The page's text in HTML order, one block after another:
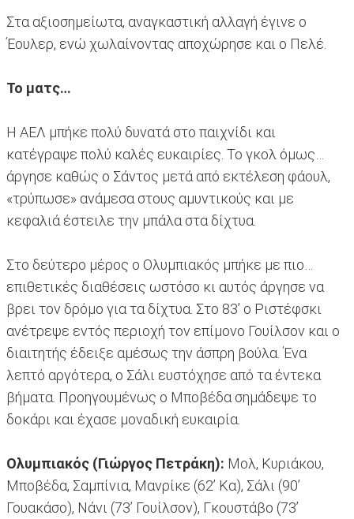
Στα αξιοσημείωτα, αναγκαστική αλλαγή έγινε ο
Έουλερ, ενώ χωλαίνοντας αποχώρησε και ο Πελέ.
Το ματς…
Η ΑΕΛ μπήκε πολύ δυνατά στο παιχνίδι και
κατέγραψε πολύ καλές ευκαιρίες. Το γκολ όμως…
άργησε καθώς ο Σάντος μετά από εκτέλεση φάουλ,
«τρύπωσε» ανάμεσα στους αμυντικούς και με
κεφαλιά έστειλε την μπάλα στα δίχτυα.
Στο δεύτερο μέρος ο Ολυμπιακός μπήκε με πιο…
επιθετικές διαθέσεις ωστόσο κι αυτός άργησε να
βρει τον δρόμο για τα δίχτυα. Στο 83’ ο Ριστέφσκι
ανέτρεψε εντός περιοχή τον επίμονο Γουίλσον και ο
διαιτητής έδειξε αμέσως την άσπρη βούλα. Ένα
λεπτό αργότερα, ο Σάλι ευστόχησε από τα έντεκα
βήματα. Προηγουμένως ο Μποβέδα σημάδεψε το
δοκάρι και έχασε μοναδική ευκαιρία.
Ολυμπιακός (Γιώργος Πετράκη): Μολ, Κυριάκου,
Μποβέδα, Σαμπίνια, Μανρίκε (62’ Κα), Σάλι (90’
Γουακάσο), Νάνι (73’ Γουίλσον), Γκουστάβο (73’